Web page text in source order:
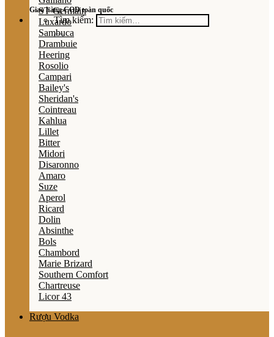
Giao hàng COD toàn quốc
Tìm kiếm:
ST Germain
Luxardo
Sambuca
Drambuie
Heering
Rosolio
Campari
Bailey's
Sheridan's
Cointreau
Kahlua
Lillet
Bitter
Midori
Disaronno
Amaro
Suze
Aperol
Ricard
Dolin
Absinthe
Bols
Chambord
Marie Brizard
Southern Comfort
Chartreuse
Licor 43
Rượu Vodka